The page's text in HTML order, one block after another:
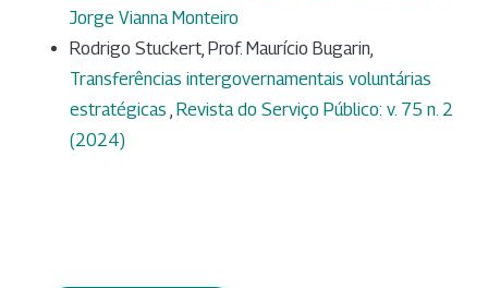
Jorge Vianna Monteiro
Rodrigo Stuckert, Prof. Maurício Bugarin,
Transferências intergovernamentais voluntárias
estratégicas , Revista do Serviço Público: v. 75 n. 2
(2024)